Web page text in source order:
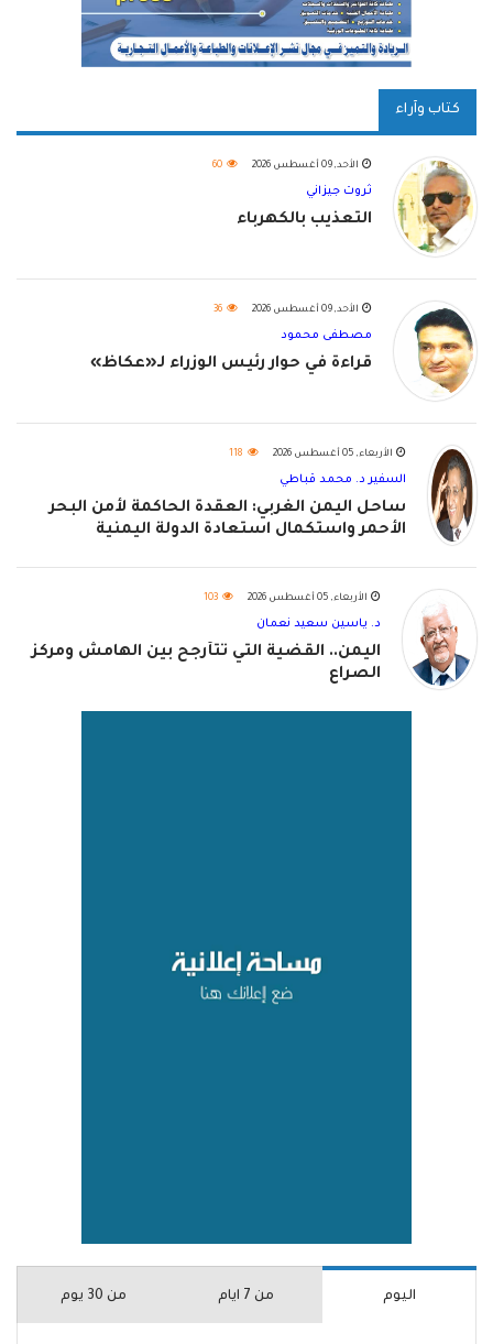
كتاب وآراء
الأحد, 09 أغسطس 2026 60
ثروت جيزاني
التعذيب بالكهرباء
الأحد, 09 أغسطس 2026 36
مصطفى محمود
قراءة في حوار رئيس الوزراء لـ«عكاظ»
الأربعاء, 05 أغسطس 2026 118
السفير د. محمد قباطي
ساحل اليمن الغربي: العقدة الحاكمة لأمن البحر
الأحمر واستكمال استعادة الدولة اليمنية
الأربعاء, 05 أغسطس 2026 103
د. ياسين سعيد نعمان
اليمن.. القضية التي تتأرجح بين الهامش ومركز
الصراع
اليوم من 7 ايام من 30 يوم